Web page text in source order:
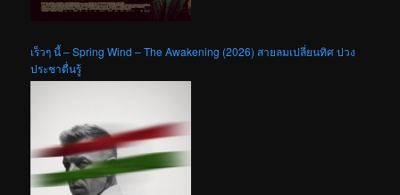
เร็วๆ นี้ – Spring Wind – The Awakening (2026) สายลมเปลี่ยนทิศ ปวง
ประชาตื่นรู้